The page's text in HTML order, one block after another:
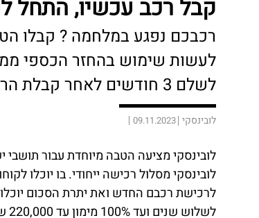
קבל רכב עכשיו, התחל לשלם
רכבכם נפגע במלחמה ? קבלו
לעשות שימוש בהחזר הכספי
לשלם 3 חודשים לאחר קבלת הרכב בפריסת תשלומים אטרקטיבית ל-3 שנים.
לובינסקי 09.11.2023
לובינסקי מציעה הטבה מיוחדת עבור
לובינסקי מסלול רכישה ייחודי. בו
לרכישת רכבם החדש ואת יתרת הסכום
לשלוש שנים ועד 100% מימון עד 220,000 שקל.